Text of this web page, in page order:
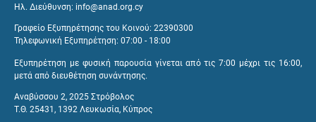
Ηλ. Διεύθυνση: info@anad.org.cy
Γραφείο Εξυπηρέτησης του Κοινού: 22390300
Τηλεφωνική Εξυπηρέτηση: 07:00 - 18:00
Εξυπηρέτηση με φυσική παρουσία γίνεται από τις 7:00 μέχρι τις 16:00,
μετά από διευθέτηση συνάντησης.
Αναβύσσου 2, 2025 Στρόβολος
Τ.Θ. 25431, 1392 Λευκωσία, Κύπρος